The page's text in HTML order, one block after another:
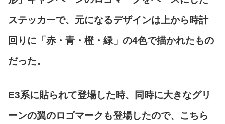
ステッカーで、元になるデザインは上から時計
回りに「赤・青・橙・緑」の4色で描かれたもの
だった。
E3系に貼られて登場した時、同時に大きなグリ
ーンの翼のロゴマークも登場したので、こちら